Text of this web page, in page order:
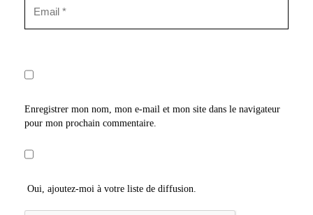
Enregistrer mon nom, mon e-mail et mon site dans le navigateur
pour mon prochain commentaire.
Oui, ajoutez-moi à votre liste de diffusion.